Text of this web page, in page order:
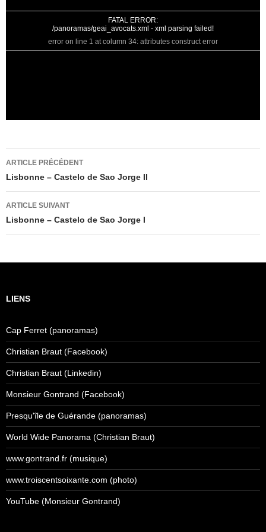
FATAL ERROR:
/panoramas/geai_avocats.xml - xml parsing failed!
error on line 1 at column 34: attributes construct error
Navigation
des
articles
ARTICLE PRÉCÉDENT
Lisbonne – Castelo de Sao Jorge II
ARTICLE SUIVANT
Lisbonne – Castelo de Sao Jorge I
LIENS
Cap Ferret (panoramas)
Christian Braut (Facebook)
Christian Braut (Linkedin)
Monsieur Gontrand (Facebook)
Presqu'île de Guérande (panoramas)
World Wide Panorama (Christian Braut)
www.gontrand.fr (musique)
www.troiscentsoixante.com (photo)
YouTube (Monsieur Gontrand)